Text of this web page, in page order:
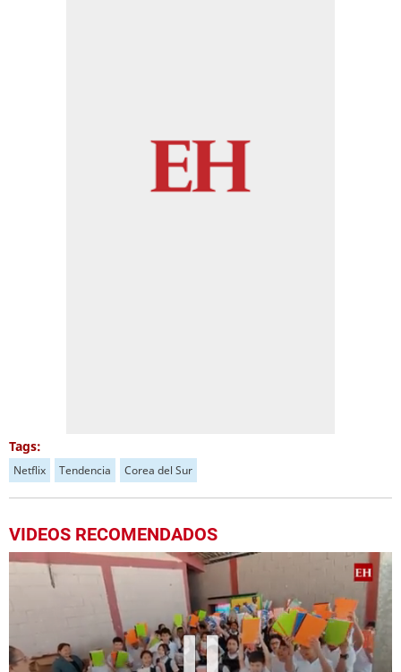
Tags:
Netflix Tendencia Corea del Sur
VIDEOS RECOMENDADOS